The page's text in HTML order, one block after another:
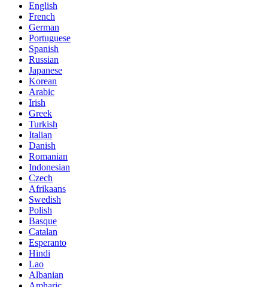
English
French
German
Portuguese
Spanish
Russian
Japanese
Korean
Arabic
Irish
Greek
Turkish
Italian
Danish
Romanian
Indonesian
Czech
Afrikaans
Swedish
Polish
Basque
Catalan
Esperanto
Hindi
Lao
Albanian